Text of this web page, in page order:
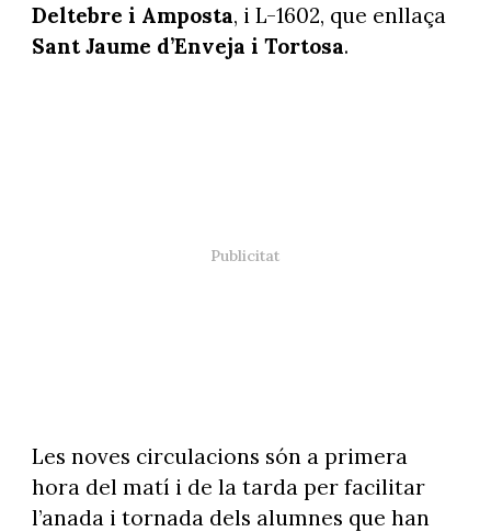
Deltebre i Amposta, i L-1602, que enllaça
Sant Jaume d’Enveja i Tortosa.
Les noves circulacions són a primera
hora del matí i de la tarda per facilitar
l’anada i tornada dels alumnes que han